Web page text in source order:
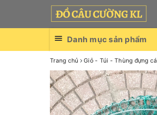
Danh mục sản phẩm
Trang chủ Giỏ - Túi - Thùng đựng cá